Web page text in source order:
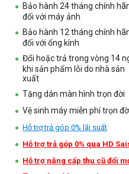
Bảo hành 24 tháng chính
đối với máy ảnh
Bảo hành 12 tháng chính
đối với ống kính
Đổi hoặc trả trong vòng 14
khi sản phẩm lỗi do nhà sản
xuất
Tặng dán màn hình trọn đời
Vệ sinh máy miễn phí trọn
Hỗ trợ trả góp 0% lãi suất
Hỗ trợ trả góp 0% qua HD
Hỗ trợ nâng cấp thu cũ đổi